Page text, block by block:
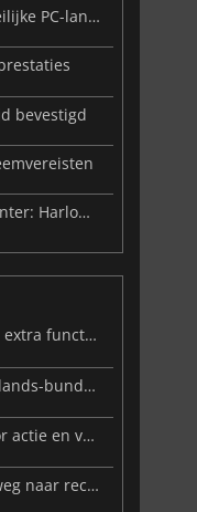
Gearbox racet om Borderlands 4's moeilijke PC-lancering te repareren
bevestigd
Borderlands 4 onthult laatste Vault Hunter: Harlowe de Gravitar
NVIDIA app update brengt DLSS 4.5 en extra functies
Humble brengt Borderlands x Wonderlands-bundel drie dagen terug
Second Sun: Een nieuwe dageraad voor actie en verkenning
Megabonk: de indie-sensatie die zijn weg naar recordcijfers bonkt